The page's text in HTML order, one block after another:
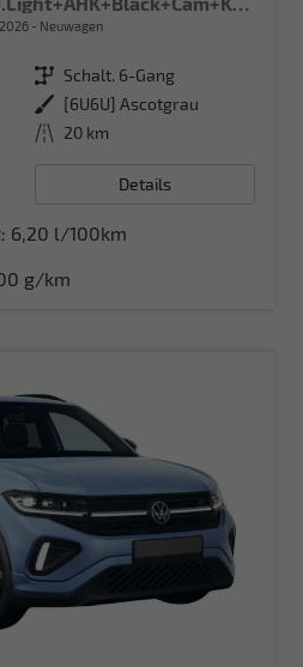
Neuwagen
Getriebe Schalt. 6-Gang
Außenfarbe [6U6U] Ascotgrau
Kilometerstand 20 km
Details
6,20 l/100km
g/km